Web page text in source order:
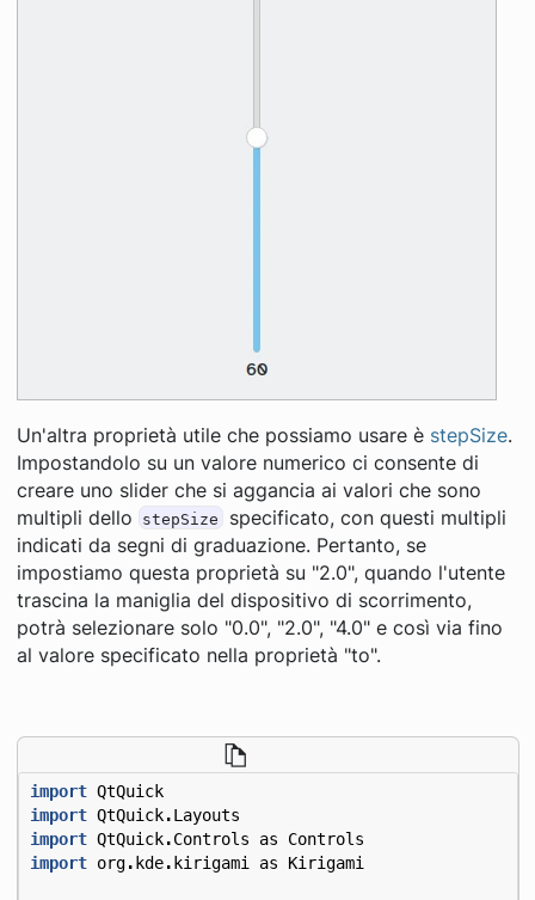
Un'altra proprietà utile che possiamo usare è stepSize.
Impostandolo su un valore numerico ci consente di
creare uno slider che si aggancia ai valori che sono
multipli dello
stepSize
specificato, con questi multipli
indicati da segni di graduazione. Pertanto, se
impostiamo questa proprietà su "2.0", quando l'utente
trascina la maniglia del dispositivo di scorrimento,
potrà selezionare solo "0.0", "2.0", "4.0" e così via fino
al valore specificato nella proprietà "to".
import QtQuick
import QtQuick.Layouts
import QtQuick.Controls as
Controls
import org. kde. kirigami as Kirigami